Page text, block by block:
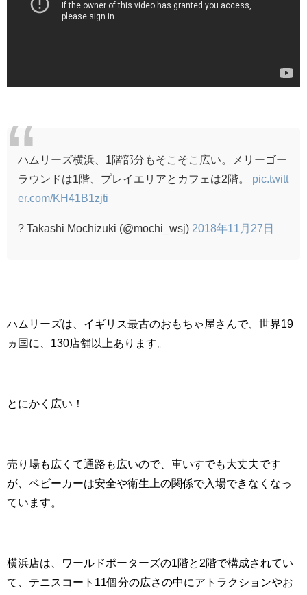
ハムリーズ横浜、1階部分もそこそこ広い。メリーゴー
ラウンドは1階、プレイエリアとカフェは2階。 pic.twitt
er.com/KH41B1zjti
? Takashi Mochizuki (@mochi_wsj) 2018年11月27日
ハムリーズは、イギリス最古のおもちゃ屋さんで、世界19
ヵ国に、130店舗以上あります。
とにかく広い！
売り場も広くて通路も広いので、車いすでも大丈夫です
が、ベビーカーは安全や衛生上の関係で入場できなくなっ
ています。
横浜店は、ワールドポーターズの1階と2階で構成されてい
て、テニスコート11個分の広さの中にアトラクションやお